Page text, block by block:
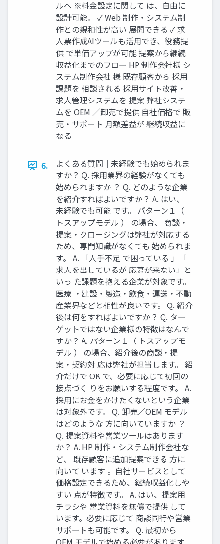
ルへ ※料金設定に関して は、自由に
設計可能。 ✓ Web 制作・システム制
作との親和性が高い 展開できる ✓ 求
人票作成AIツールも活用でき、役務提
供 で単価アップが可能 提案から継続
収益化までのフロー HP 制作会社様 シ
ステム制作会社 様 既存顧客から 採用
課題を 相談される 採用サイト改善・
求人管理システムを 提案 弊社システ
ムを OEM ／卸売で提供 自社価格で 販
売・サポート 月額差益が 継続収益に
なる
6.
よくある質問｜未経験でも始められま
すか？ Q. 採用業界の経験がなくても
始められますか ？ Q. どのような企業
を紹介すればよいですか？ A. はい、
未経験でも可能 です。 パターン１（
トスアップモデル ） の場合、 商談・
提案・クロージングは弊社が対応する
ため、専門知識がなくても 始められま
す。 A. 「人手不足 で困っている 」「
求人を出しているが 応募が来ない」と
いっ た課題を抱える企業が対象です。
医療 ・建設・製造・飲食・運送・不動
産業界などと相性が良いです。 Q. 紹介
後は何をすればよいですか？ Q. ター
ゲットではない企業様の特徴はなんで
すか？ A. パターン１（ トスアップモ
デル ） の場合、紹介後の商談・提
案・契約対 応は弊社が担当します。 紹
介だけで OK で、必要に応じて初回の
接点づく りをお願いする程度です。 A.
採用にお金をかけたくないという企業
は対象外です。 Q. 卸売／OEM モデル
はどのような 方に向いていますか ？
Q. 提案資料や営業ツールはあります
か？ A. HP 制作・システム制作会社な
ど、 既存顧客に追加提案できる 方に
向いて います 。自社サービスとして
価格設定できるため、継続収益化しや
すい 点が特徴です。 A. はい、提案用
チラシや 営業資料を無償で提供 して
います。必要に応じて 商談同行や営業
サポートも可能です。 Q. 最初から